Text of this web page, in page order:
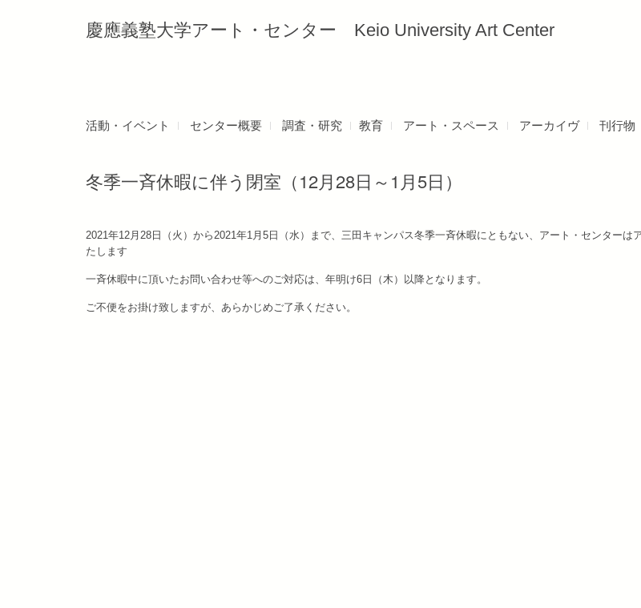
慶應義塾大学アート・センター Keio University Art Center
活動・イベント センター概要 調査・研究 教育 アート・スペース アーカイヴ 刊行物
冬季一斉休暇に伴う閉室（12月28日～1月5日）
2021年12月28日（火）から2021年1月5日（水）まで、三田キャンパス冬季一斉休暇にともない、アート・センターは
たします
一斉休暇中に頂いたお問い合わせ等へのご対応は、年明け6日（木）以降となります。
ご不便をお掛け致しますが、あらかじめご了承ください。